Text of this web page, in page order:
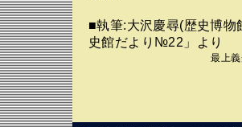
■執筆:大沢慶尋(歴史博
史館だより№22」より
最上